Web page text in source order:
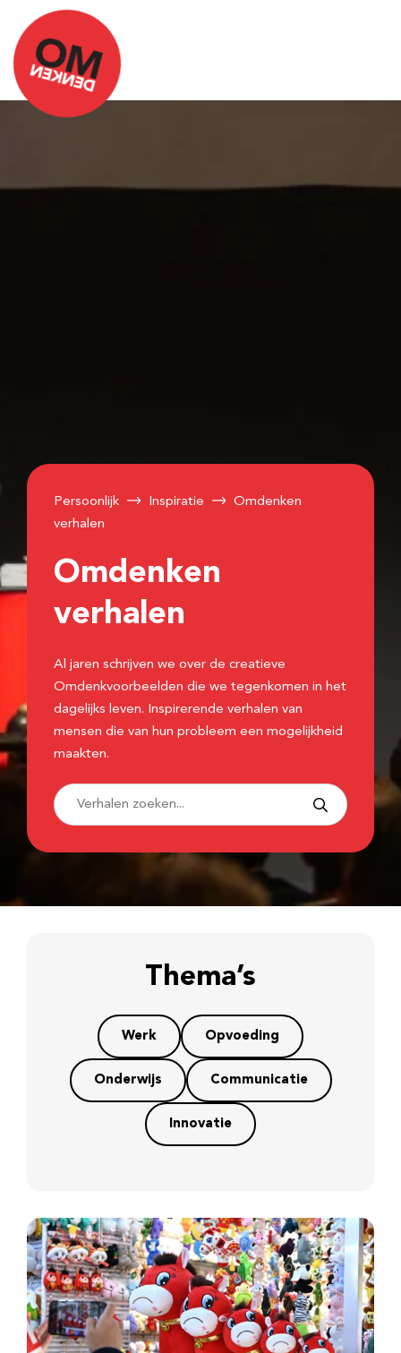
Persoonlijk Inspiratie
Omdenken
verhalen
Omdenken
verhalen
Al jaren schrijven we over de creatieve
Omdenkvoorbeelden die we tegenkomen in het
dagelijks leven. Inspirerende verhalen van
mensen die van hun probleem een mogelijkheid
maakten.
Thema’s
Werk Opvoeding
Onderwijs Communicatie
Innovatie